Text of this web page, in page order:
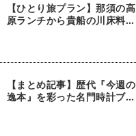
【ひとり旅プラン】那須の高
原ランチから貴船の川床料理
【まとめ記事】歴代『今週の
逸本』を彩った名門時計ブラ